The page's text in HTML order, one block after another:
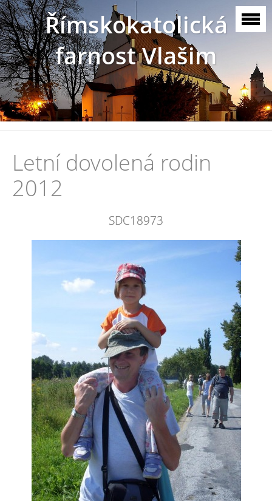
Římskokatolická
farnost Vlašim
Letní dovolená rodin
2012
SDC18973